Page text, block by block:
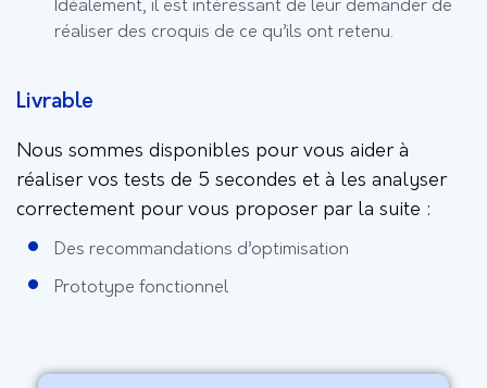
Idéalement, il est intéressant de leur demander de
réaliser des croquis de ce qu’ils ont retenu.
Livrable
Nous sommes disponibles pour vous aider à
réaliser vos tests de 5 secondes et à les analyser
correctement pour vous proposer par la suite :
Des recommandations d’optimisation
Prototype fonctionnel